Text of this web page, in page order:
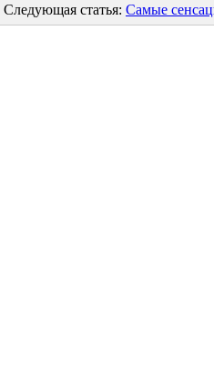
Следующая статья: Самые